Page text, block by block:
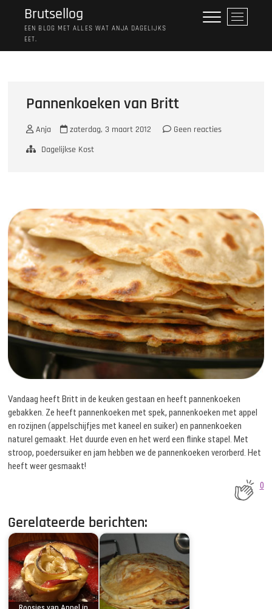
Brutsellog
EEN BLOG MET ALLES WAT ANJA DAGELIJKS
EET.
M
e
Pannenkoeken van Britt
Anja zaterdag, 3 maart 2012
Geen reacties
Dagelijkse Kost
Vandaag heeft Britt in de keuken gestaan en heeft pannenkoeken
gebakken. Ze heeft pannenkoeken met spek, pannenkoeken met appel
en rozijnen (appelschijfjes met kaneel en suiker) en pannenkoeken
naturel gemaakt. Het duurde even en het werd een flinke stapel. Met
stroop, poedersuiker en jam hebben we de pannenkoeken verorberd. Het
heeft weer gesmaakt!
0
Gerelateerde berichten: